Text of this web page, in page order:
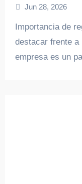
Jun 28, 2026
Importancia de registrar una empresa para
destacar frente a
empresa es un